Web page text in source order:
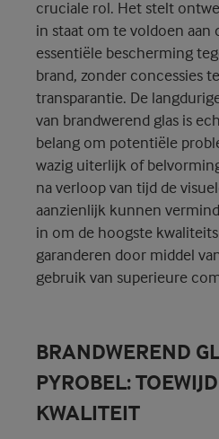
cruciale rol. Het stelt
in staat om te voldoen aan
essentiële bescherming
brand, zonder concessies
transparantie. De
van brandwerend glas is
belang om potentiële
wazig uiterlijk of
na verloop van tijd de
aanzienlijk kunnen
in om de hoogste
garanderen door middel
gebruik van superieure
BRANDWEREND
PYROBEL:
KWALITEIT